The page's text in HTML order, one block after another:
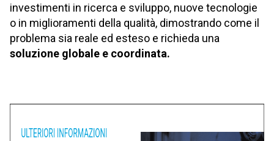
investimenti in ricerca e sviluppo, nuove tecnologie
o in miglioramenti della qualità, dimostrando come il
problema sia reale ed esteso e richieda una
soluzione globale e coordinata.